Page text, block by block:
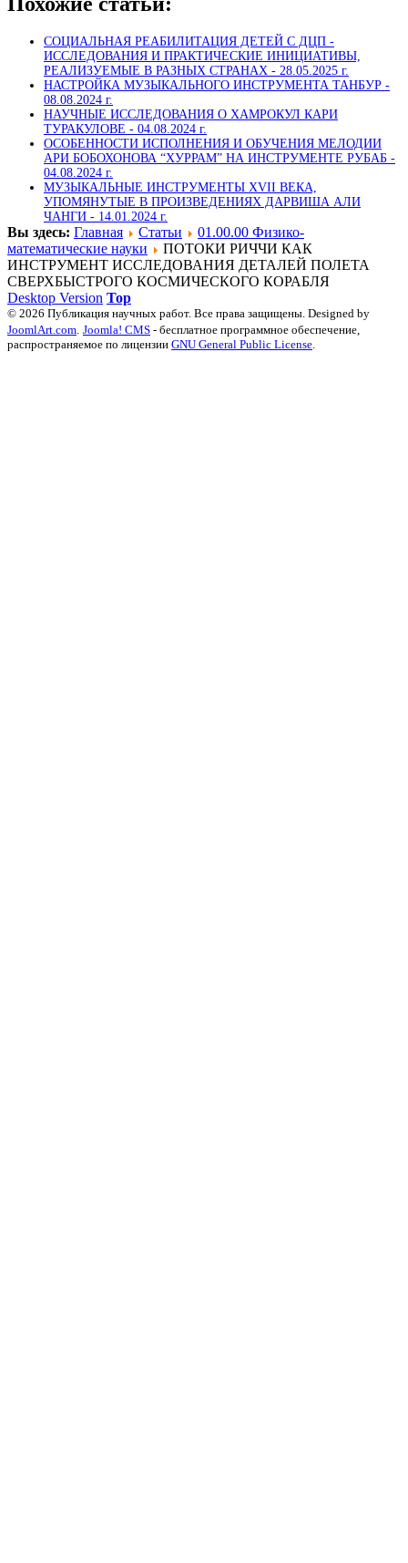
СОЦИАЛЬНАЯ РЕАБИЛИТАЦИЯ ДЕТЕЙ С ДЦП -
ИССЛЕДОВАНИЯ И ПРАКТИЧЕСКИЕ ИНИЦИАТИВЫ,
РЕАЛИЗУЕМЫЕ В РАЗНЫХ СТРАНАХ - 28.05.2025 г.
НАСТРОЙКА МУЗЫКАЛЬНОГО ИНСТРУМЕНТА ТАНБУР -
08.08.2024 г.
НАУЧНЫЕ ИССЛЕДОВАНИЯ О ХАМРОКУЛ КАРИ
ТУРАКУЛОВЕ - 04.08.2024 г.
ОСОБЕННОСТИ ИСПОЛНЕНИЯ И ОБУЧЕНИЯ МЕЛОДИИ
АРИ БОБОХОНОВА “ХУРРАМ” НА ИНСТРУМЕНТЕ РУБАБ -
04.08.2024 г.
МУЗЫКАЛЬНЫЕ ИНСТРУМЕНТЫ XVII ВЕКА,
УПОМЯНУТЫЕ В ПРОИЗВЕДЕНИЯХ ДАРВИША АЛИ
ЧАНГИ - 14.01.2024 г.
Вы здесь: Главная Статьи
01.00.00 Физико-
математические науки
ПОТОКИ РИЧЧИ КАК
ИНСТРУМЕНТ ИССЛЕДОВАНИЯ ДЕТАЛЕЙ ПОЛЕТА
СВЕРХБЫСТРОГО КОСМИЧЕСКОГО КОРАБЛЯ
Desktop Version Top
© 2026 Публикация научных работ. Все права защищены. Designed by
JoomlArt.com. Joomla! CMS - бесплатное программное обеспечение,
распространяемое по лицензии GNU General Public License.